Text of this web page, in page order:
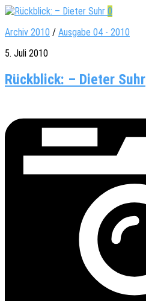
0
Archiv 2010 / Ausgabe 04 - 2010
5. Juli 2010
Rückblick: – Dieter Suhr